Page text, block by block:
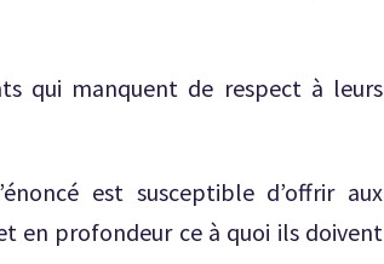
qui manquent de respect à leurs
est susceptible d’offrir aux
en profondeur ce à quoi ils doivent